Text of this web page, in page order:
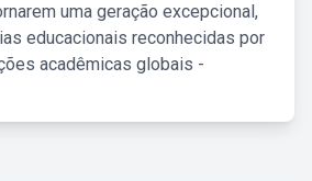
uma geração excepcional,
educacionais reconhecidas por
acadêmicas globais -